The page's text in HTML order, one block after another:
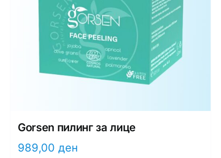
Gorsen пилинг за лице
989,00 ден